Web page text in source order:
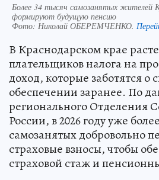
Более 34 тысяч самозанятых жителей
формируют будущую пенсию
Фото: Николай ОБЕРЕМЧЕНКО.
В Краснодарском крае
плательщиков налога на
доход, которые заботятся
обеспечении заранее. По
регионального Отделения
России, в 2026 году уже
самозанятых добровольно
страховые взносы, чтобы
страховой стаж и